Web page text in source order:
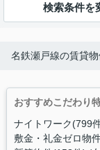
検索条件を
名鉄瀬戸線の賃貸
おすすめこだわり
ナイトワーク(799
敷金・礼金ゼロ物